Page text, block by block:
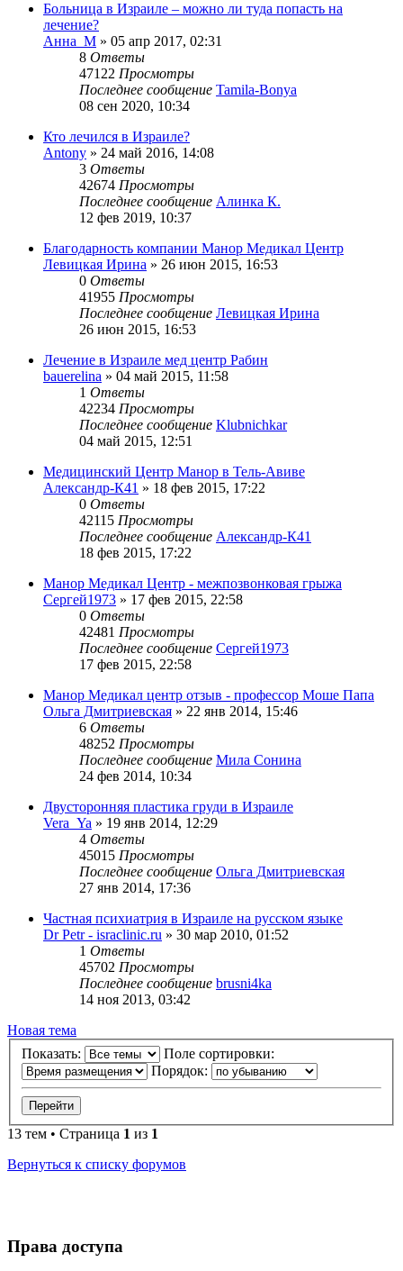
Больница в Израиле – можно ли туда попасть на
лечение?
Анна_М » 05 апр 2017, 02:31
8 Ответы
47122 Просмотры
Последнее сообщение Tamila-Bonya
08 сен 2020, 10:34
Кто лечился в Израиле?
Antony » 24 май 2016, 14:08
3 Ответы
42674 Просмотры
Последнее сообщение Алинка К.
12 фев 2019, 10:37
Благодарность компании Манор Медикал Центр
Левицкая Ирина » 26 июн 2015, 16:53
0 Ответы
41955 Просмотры
Последнее сообщение Левицкая Ирина
26 июн 2015, 16:53
Лечение в Израиле мед центр Рабин
bauerelina » 04 май 2015, 11:58
1 Ответы
42234 Просмотры
Последнее сообщение Klubnichkar
04 май 2015, 12:51
Медицинский Центр Манор в Тель-Авиве
Александр-К41 » 18 фев 2015, 17:22
0 Ответы
42115 Просмотры
Последнее сообщение Александр-К41
18 фев 2015, 17:22
Манор Медикал Центр - межпозвонковая грыжа
Сергей1973 » 17 фев 2015, 22:58
0 Ответы
42481 Просмотры
Последнее сообщение Сергей1973
17 фев 2015, 22:58
Манор Медикал центр отзыв - профессор Моше Папа
Ольга Дмитриевская » 22 янв 2014, 15:46
6 Ответы
48252 Просмотры
Последнее сообщение Мила Сонина
24 фев 2014, 10:34
Двусторонняя пластика груди в Израиле
Vera_Ya » 19 янв 2014, 12:29
4 Ответы
45015 Просмотры
Последнее сообщение Ольга Дмитриевская
27 янв 2014, 17:36
Частная психиатрия в Израиле на русском языке
Dr Petr - israclinic.ru » 30 мар 2010, 01:52
1 Ответы
45702 Просмотры
Последнее сообщение brusni4ka
14 ноя 2013, 03:42
Новая тема
Показать:
Поле сортировки:
Порядок:
13 тем • Страница 1 из 1
Вернуться к списку форумов
Права доступа